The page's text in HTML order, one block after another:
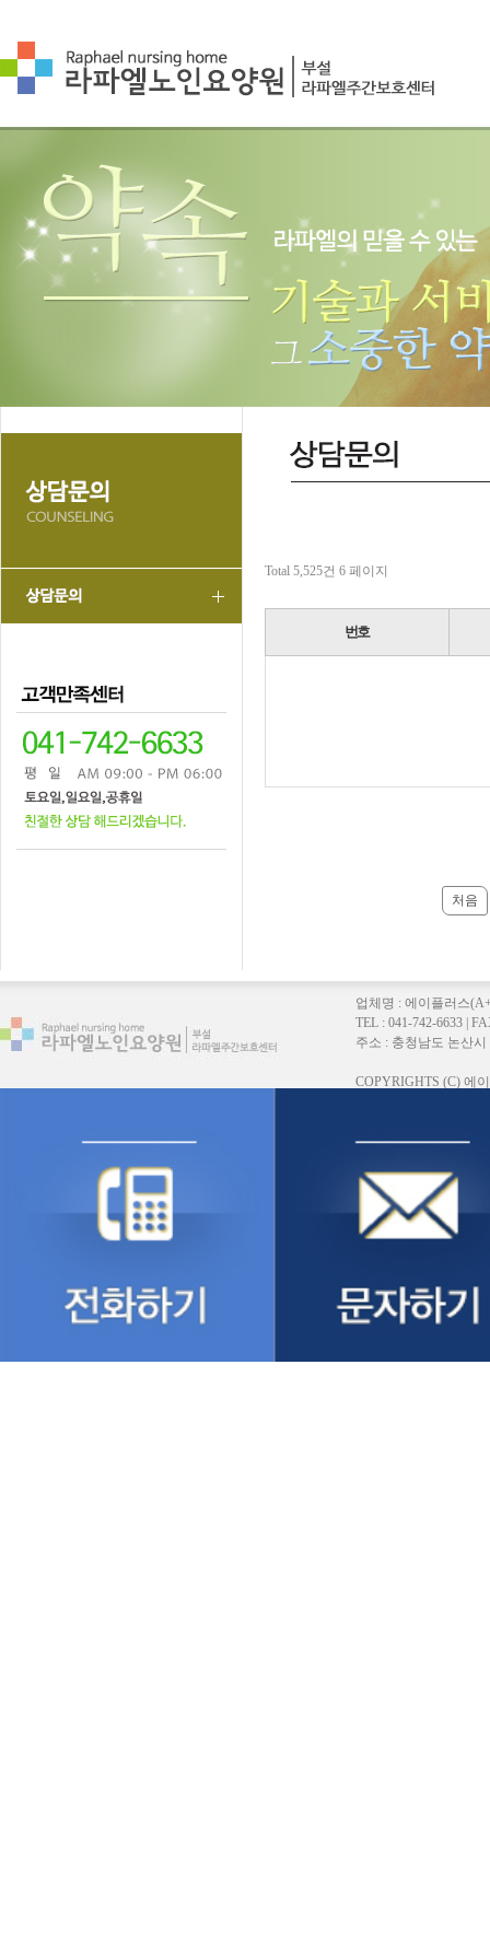
Total 5,525건 6 페이지
번호
처음
업체명 : 에이플러스
TEL : 041-742-6633 |
주소 : 충청남도 논산시
COPYRIGHTS (C) 에